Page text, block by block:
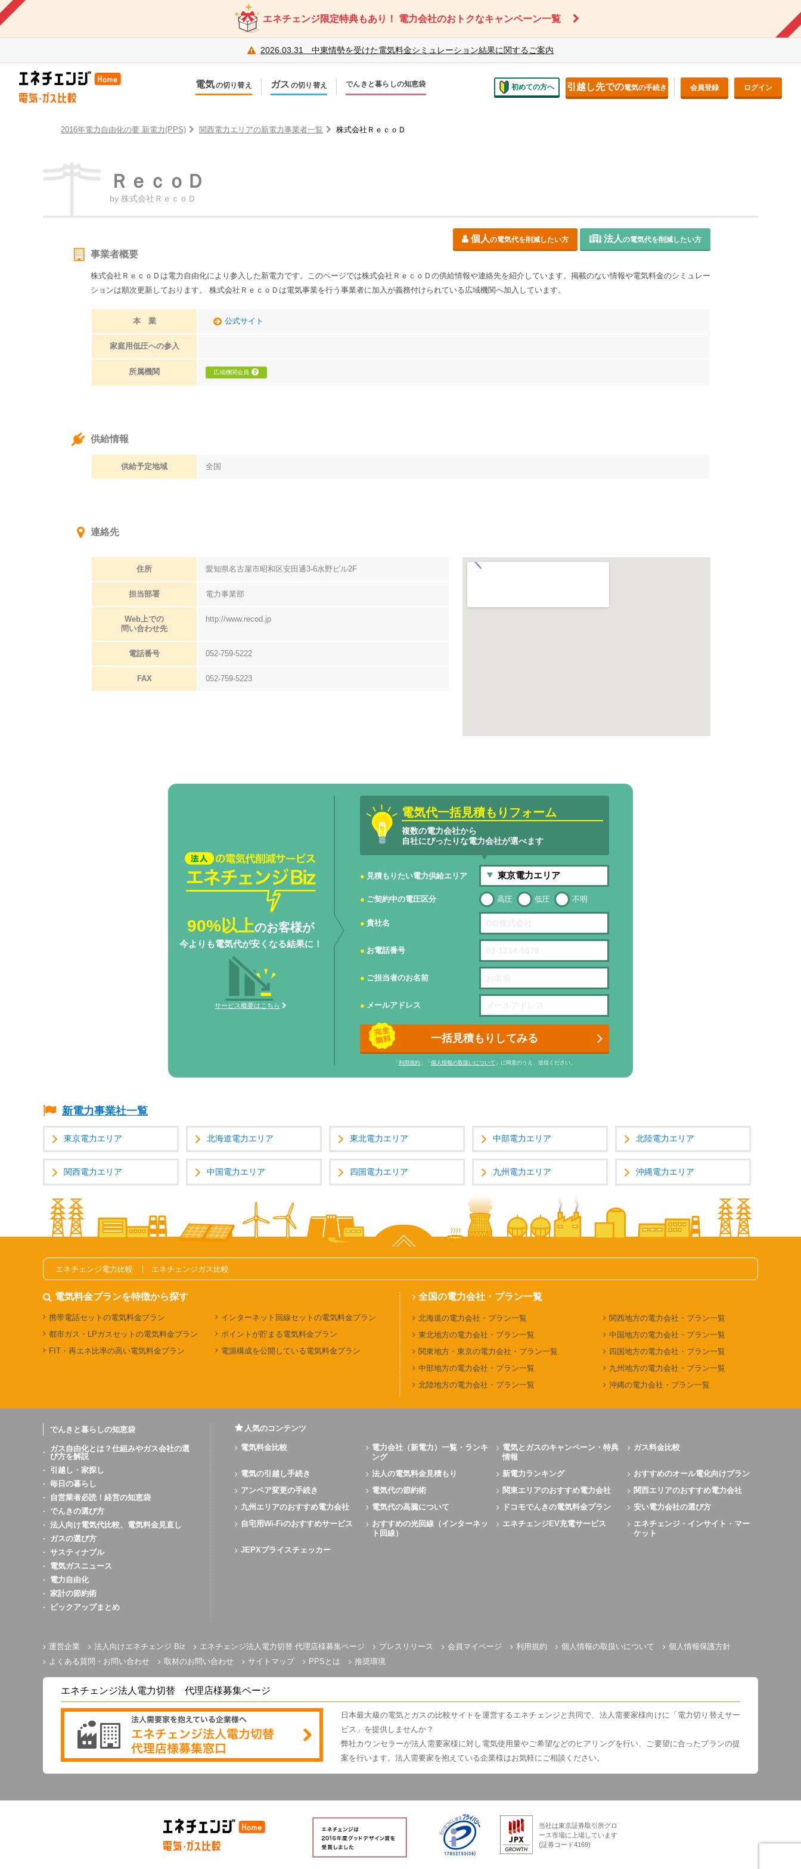
エネチェンジ限定特典もあり！ 電力会社のおトクなキャンペーン一覧
2026.03.31 中東情勢を受けた電気料金シミュレーション結果に関するご案内
電気の切り替え ガス の切り替え でんきと暮らしの知恵袋 初めての方へ 引越し先での電気の手続き 会員登録 ログイン
2016年電力自由化の要 新電力(PPS) 関西電力エリアの新電力事業者一覧 株式会社ＲｅｃｏＤ
ＲｅｃｏＤ
by 株式会社ＲｅｃｏＤ
個人の電気代を削減したい方 法人の電気代を削減したい方
事業者概要
株式会社ＲｅｃｏＤは電力自由化により参入した新電力です。このページでは株式会社ＲｅｃｏＤの供給情報や連絡先を紹介しています。掲載のない情報や電気料金のシミュレー
ションは順次更新しております。 株式会社ＲｅｃｏＤは電気事業を行う事業者に加入が義務付けられている広域機関へ加入しています。
本 業 公式サイト
家庭用低圧への参入
所属機関 広域機関会員
供給情報
供給予定地域 全国
連絡先
住所 愛知県名古屋市昭和区安田通3-6水野ビル2F
担当部署 電力事業部
Web上での
問い合わせ先
http://www.recod.jp
電話番号 052-759-5222
FAX 052-759-5223
法人の電気代削減サービスエネ
チェンジ Biz
90%以上のお客様が
今よりも電気代が安くなる結果に！
サービス概要はこちら
電気代一括見積もりフォーム
複数の電力会社から
自社にぴったりな電力会社が選べます
見積もりたい電力供給エリア
ご契約中の電圧区分 高圧 低圧 不明
貴社名
お電話番号
ご担当者のお名前
メールアドレス
一括見積もりしてみる
「 利用規約」「 個人情報の取扱いについて 」に同意のうえ、送信ください。
新電力事業社一覧
東京電力エリア 北海道電力エリア 東北電力エリア 中部電力エリア 北陸電力エリア
関西電力エリア 中国電力エリア 四国電力エリア 九州電力エリア 沖縄電力エリア
ページ上部へ
エネチェンジ電力比較 エネチェンジガス比較
電気料金プランを特徴から探す
携帯電話セットの電気料金プラン
インターネット回線セットの電気料金プラン
都市ガス・LPガスセットの電気料金プラン
ポイントが貯まる電気料金プラン
FIT・再エネ比率の高い電気料金プラン
電源構成を公開している電気料金プラン
全国の電力会社・プラン一覧
北海道の電力会社・プラン一覧
東北地方の電力会社・プラン一覧
関東地方・東京の電力会社・プラン一覧
中部地方の電力会社・プラン一覧
北陸地方の電力会社・プラン一覧
関西地方の電力会社・プラン一覧
中国地方の電力会社・プラン一覧
四国地方の電力会社・プラン一覧
九州地方の電力会社・プラン一覧
沖縄の電力会社・プラン一覧
でんきと暮らしの知恵袋
ガス自由化とは？仕組みやガス会社の選
び方を解説
引越し・家探し
毎日の暮らし
自営業者必読！経営の知恵袋
でんきの選び方
法人向け電気代比較、電気料金見直し
ガスの選び方
サスティナブル
電気ガスニュース
電力自由化
家計の節約術
ピックアップまとめ
人気のコンテンツ
電気料金比較
電力会社（新電力）一覧・ランキ
ング
電気とガスのキャンペーン・特典
情報
ガス料金比較
電気の引越し手続き 法人の電気料金見積もり 新電力ランキング
おすすめのオール電化向けプラン
アンペア変更の手続き
電気代の節約術 関東エリアのおすすめ電力会社
関西エリアのおすすめ電力会社
九州エリアのおすすめ電力会社
電気代の高騰について ドコモでんきの電気料金プラン
安い電力会社の選び方
自宅用Wi-Fiのおすすめサービス
おすすめの光回線（インターネッ
ト回線）
エネチェンジEV充電サービス
エネチェンジ・インサイト・マー
ケット
JEPXプライスチェッカー
運営企業 法人向けエネチェンジ Biz エネチェンジ法人電力切替 代理店様募集ページ プレスリリース 会員マイページ 利用規約 個人情報の取扱いについて
個人情報保護方針
よくある質問・お問い合わせ
取材のお問い合わせ サイトマップ PPSとは 推奨環境
エネチェンジ法人電力切替 代理店様募集ページ
日本最大級の電気とガスの比較サイトを運営するエネチェンジと共同で、法人需要家様向けに「電力切り替えサー
ビス」を提供しませんか？
弊社カウンセラーが法人需要家様に対し電気使用量やご希望などのヒアリングを行い、ご要望に合ったプランの提
案を行います。法人需要家を抱えている企業様はお気軽にご相談ください。
電気とガスのかんたん比較 エネチェンジ
当社は東京証券取引所グロ
ース市場に上場しています
(証券コード4169)